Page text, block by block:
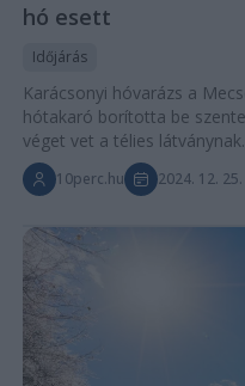
hó esett
Időjárás
Karácsonyi hóvarázs a
hótakaró borította be
véget vet a télies látványnak.
10perc.hu 2024. 12. 25.